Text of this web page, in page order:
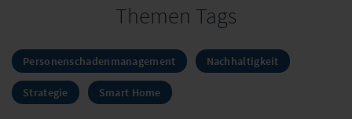
Themen Tags
Personenschadenmanagement Nachhaltigkeit
Strategie Smart Home